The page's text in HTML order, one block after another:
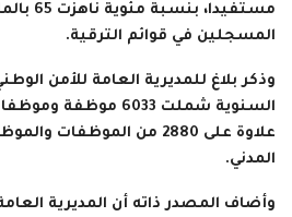
المسجلين في قوائم الترقية.
وذكر بلاغ للمديرية العامة للأمن
السنوية شملت 6033
علاوة على 2880 من الموظفات
المدني.
وأضاف المصدر ذاته أن المديرية